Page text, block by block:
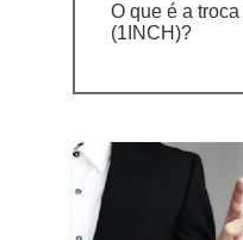
O que é a
(1INCH)?